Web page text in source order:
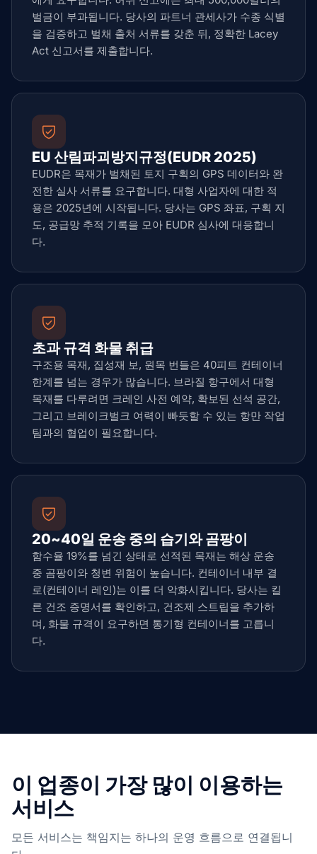
벌금이 부과됩니다. 당사의 파트너 관세사가 수종 식별
을 검증하고 벌채 출처 서류를 갖춘 뒤, 정확한 Lacey
Act 신고서를 제출합니다.
EU 산림파괴방지규정(EUDR 2025)
EUDR은 목재가 벌채된 토지 구획의 GPS 데이터와 완
전한 실사 서류를 요구합니다. 대형 사업자에 대한 적
용은 2025년에 시작됩니다. 당사는 GPS 좌표, 구획 지
도, 공급망 추적 기록을 모아 EUDR 심사에 대응합니
다.
초과 규격 화물 취급
구조용 목재, 집성재 보, 원목 번들은 40피트 컨테이너
한계를 넘는 경우가 많습니다. 브라질 항구에서 대형
목재를 다루려면 크레인 사전 예약, 확보된 선석 공간,
그리고 브레이크벌크 여력이 빠듯할 수 있는 항만 작업
팀과의 협업이 필요합니다.
20~40일 운송 중의 습기와 곰팡이
함수율 19%를 넘긴 상태로 선적된 목재는 해상 운송
중 곰팡이와 청변 위험이 높습니다. 컨테이너 내부 결
로(컨테이너 레인)는 이를 더 악화시킵니다. 당사는 킬
른 건조 증명서를 확인하고, 건조제 스트립을 추가하
며, 화물 규격이 요구하면 통기형 컨테이너를 고릅니
다.
이 업종이 가장 많이 이용하는
서비스
모든 서비스는 책임지는 하나의 운영 흐름으로 연결됩니